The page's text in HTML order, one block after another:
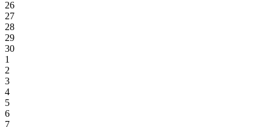
26
27
28
29
30
1
2
3
4
5
6
7